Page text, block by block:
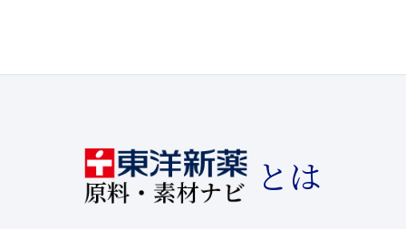
とは